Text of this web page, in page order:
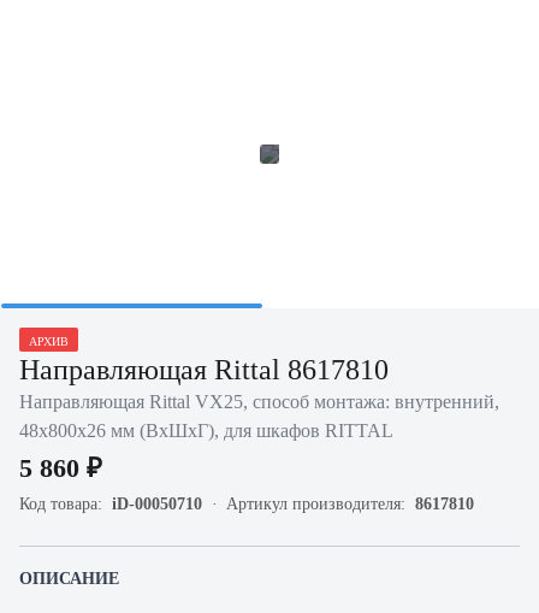
АРХИВ
Направляющая Rittal 8617810
Направляющая Rittal VX25, способ монтажа: внутренний,
48х800х26 мм (ВхШхГ), для шкафов RITTAL
5 860 ₽
Код товара: iD-00050710 Артикул производителя: 8617810
ОПИСАНИЕ